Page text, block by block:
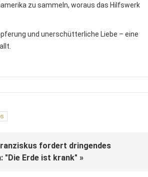
zu sammeln, woraus das Hilfswerk
und unerschütterliche Liebe – eine
fordert dringendes
"Die Erde ist krank" »